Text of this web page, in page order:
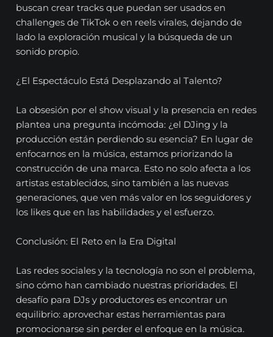
buscan crear tracks que puedan ser usados en
challenges de TikTok o en reels virales, dejando de
lado la exploración musical y la búsqueda de un
sonido propio.
¿El Espectáculo Está Desplazando al Talento?
La obsesión por el show visual y la presencia en redes
plantea una pregunta incómoda: ¿el DJing y la
producción están perdiendo su esencia? En lugar de
enfocarnos en la música, estamos priorizando la
construcción de una marca. Esto no solo afecta a los
artistas establecidos, sino también a las nuevas
generaciones, que ven más valor en los seguidores y
los likes que en las habilidades y el esfuerzo.
Conclusión: El Reto en la Era Digital
Las redes sociales y la tecnología no son el problema,
sino cómo han cambiado nuestras prioridades. El
desafío para DJs y productores es encontrar un
equilibrio: aprovechar estas herramientas para
promocionarse sin perder el enfoque en la música.